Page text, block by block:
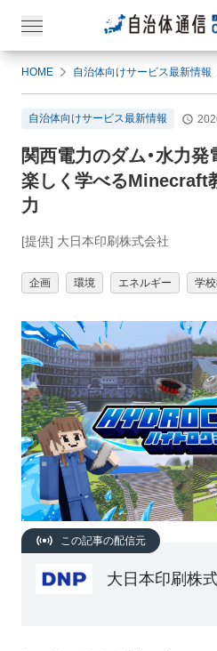
HOME 自治体向けサービス最新情報
自治体向けサービス最新情報
関西電力のダム・水力
楽しく学べるMinecraft
力
[提供] 大日本印刷株式会社
企画 環境 エネルギー 学
この記事の配信元
大日本印刷株